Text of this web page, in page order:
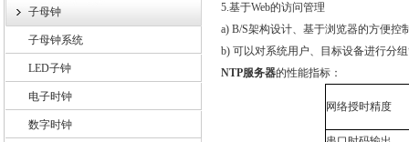
子母钟
子母钟系统
LED子钟
电子时钟
数字时钟
5.基于Web的访问管理
a) B/S架构设计、基于浏览器的方便控
b) 可以对系统用户、目标设备进行分
NTP服务器的性能指标：
网络授时精度